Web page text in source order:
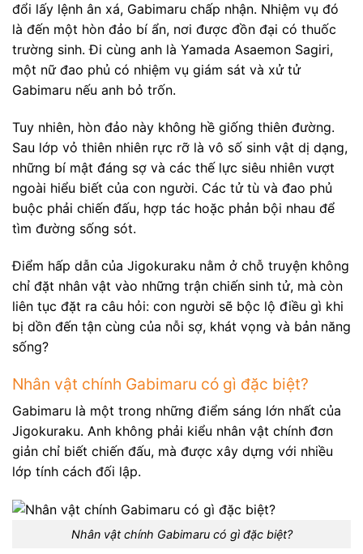
đổi lấy lệnh ân xá, Gabimaru chấp nhận. Nhiệm vụ đó
là đến một hòn đảo bí ẩn, nơi được đồn đại có thuốc
trường sinh. Đi cùng anh là Yamada Asaemon Sagiri,
một nữ đao phủ có nhiệm vụ giám sát và xử tử
Gabimaru nếu anh bỏ trốn.
Tuy nhiên, hòn đảo này không hề giống thiên đường.
Sau lớp vỏ thiên nhiên rực rỡ là vô số sinh vật dị dạng,
những bí mật đáng sợ và các thế lực siêu nhiên vượt
ngoài hiểu biết của con người. Các tử tù và đao phủ
buộc phải chiến đấu, hợp tác hoặc phản bội nhau để
tìm đường sống sót.
Điểm hấp dẫn của Jigokuraku nằm ở chỗ truyện không
chỉ đặt nhân vật vào những trận chiến sinh tử, mà còn
liên tục đặt ra câu hỏi: con người sẽ bộc lộ điều gì khi
bị dồn đến tận cùng của nỗi sợ, khát vọng và bản năng
sống?
Nhân vật chính Gabimaru có gì đặc biệt?
Gabimaru là một trong những điểm sáng lớn nhất của
Jigokuraku. Anh không phải kiểu nhân vật chính đơn
giản chỉ biết chiến đấu, mà được xây dựng với nhiều
lớp tính cách đối lập.
Nhân vật chính Gabimaru có gì đặc biệt?